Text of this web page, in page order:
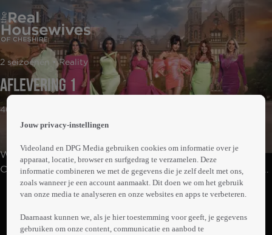
page
2 seizoenen • Reality
Aflevering 1
46min
We volgen het leven van een aantal rijke vrouwen in
Cheshire, Engeland. In hun glamoureuze leven proberen
zij de balans te vinden tussen hun veeleisende carrières,
het moederschap en bovenal: een overvolle sociale
agenda.
Abonneren op Videoland
Meer
Jouw privacy-instellingen
Videoland en DPG Media gebruiken cookies om informatie over je
apparaat, locatie, browser en surfgedrag te verzamelen. Deze
informatie combineren we met de gegevens die je zelf deelt met ons,
zoals wanneer je een account aanmaakt. Dit doen we om het gebruik
van onze media te analyseren en onze websites en apps te verbeteren.
Daarnaast kunnen we, als je hier toestemming voor geeft, je gegevens
gebruiken om onze content, communicatie en aanbod te